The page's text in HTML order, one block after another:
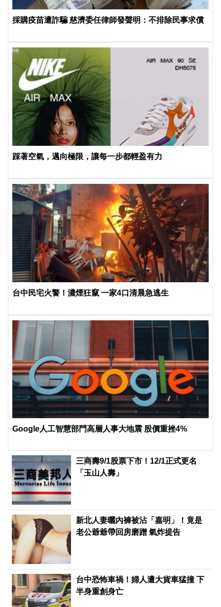
採購疫苗遭詐騙 慈濟委任律師發聲明：不排除民事求償
踩著空氣，邁向極限，讓每一步都輕盈有力
PR
台中民宅火警！濃煙狂竄 一家4口清晨急逃生
Google人工智慧部門高層人事大地震 股價重挫4%
三商壽9/1股票下市！12/1正式更名
「玉山人壽」
新北人妻曬內褲被沾「嘉明」！竟是
老公爺爺帶回房磨蹭 氣炸提告
台中恐怖車禍！婦人遭大貨車猛撞 下
半身重創身亡